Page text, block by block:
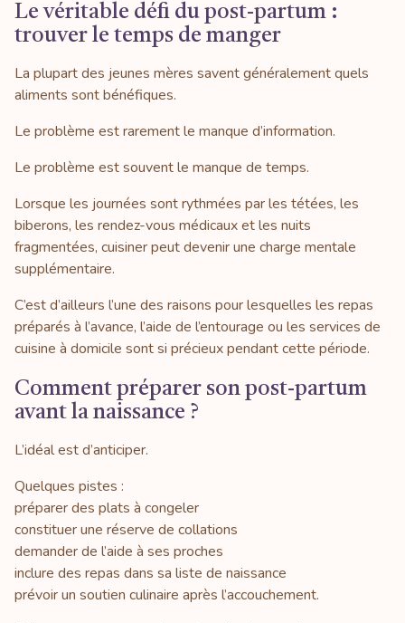
Le véritable défi du post-partum :
trouver le temps de manger
La plupart des jeunes mères savent généralement quels
aliments sont bénéfiques.
Le problème est rarement le manque d’information.
Le problème est souvent le manque de temps.
Lorsque les journées sont rythmées par les tétées, les
biberons, les rendez-vous médicaux et les nuits
fragmentées, cuisiner peut devenir une charge mentale
supplémentaire.
C’est d’ailleurs l’une des raisons pour lesquelles les repas
préparés à l’avance, l’aide de l’entourage ou les services de
cuisine à domicile sont si précieux pendant cette période.
Comment préparer son post-partum
avant la naissance ?
L’idéal est d’anticiper.
Quelques pistes :
préparer des plats à congeler
constituer une réserve de collations
demander de l’aide à ses proches
inclure des repas dans sa liste de naissance
prévoir un soutien culinaire après l’accouchement.